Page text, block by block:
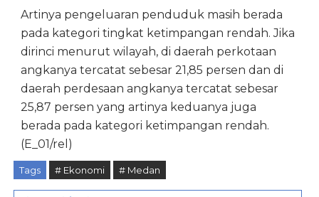
Artinya pengeluaran penduduk masih berada
pada kategori tingkat ketimpangan rendah. Jika
dirinci menurut wilayah, di daerah perkotaan
angkanya tercatat sebesar 21,85 persen dan di
daerah perdesaan angkanya tercatat sebesar
25,87 persen yang artinya keduanya juga
berada pada kategori ketimpangan rendah.
(E_01/rel)
Tags # Ekonomi # Medan